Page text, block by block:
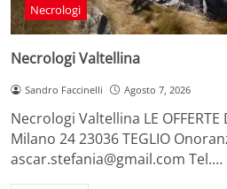
Necrologi
Necrologi Valtellina
Sandro Faccinelli Agosto 7, 2026
Necrologi Valtellina LE OFFERTE
Milano 24 23036 TEGLIO
ascar.stefania@gmail.com Tel.…